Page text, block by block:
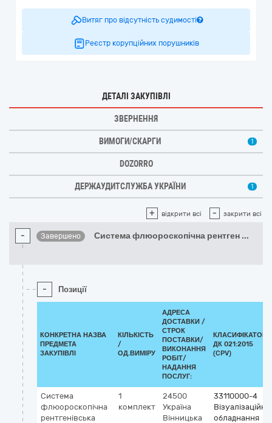
Витяг про відсутність судимості
Реєстр корупційних порушників
ДЕТАЛІ ЗАКУПІВЛІ
ЗВЕРНЕННЯ
ВИМОГИ/СКАРГИ 1
DOZORRO
ДЕРЖАУДИТСЛУЖБА УКРАЇНИ 1
+ відкрити всі - закрити всі
- Завершено Система флюороскопічна рентген ...
- Позиції
КОНКРЕТНА НАЗВА
ПРЕДМЕТА
ЗАКУПІВЛІ
КІЛЬКІСТЬ
/
ОД.ВИМІРУ
АДРЕСА
ДОСТАВКИ /
СТРОК
ПОСТАВКИ/
ВИКОНАННЯ
РОБІТ/
НАДАННЯ
ПОСЛУГ:
КЛАСИФІКАТОР
ДК 021:2015
(CPV)
Система
флюороскопічна
рентгенівська
1
комплект
24500
Україна
Вінницька
33110000-4
Візуалізаційне
обладнання